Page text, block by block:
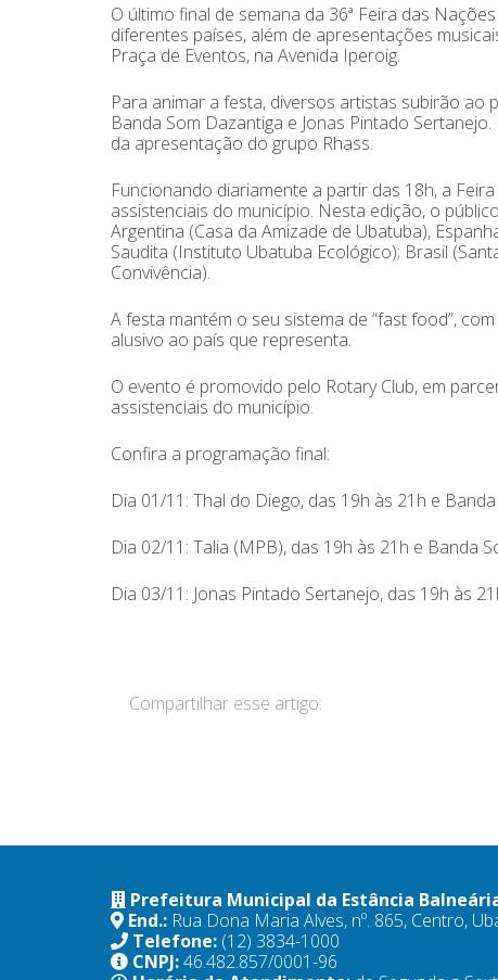
O último final de semana da 36ª Feira das
diferentes países, além de apresentações
Praça de Eventos, na Avenida Iperoig.
Para animar a festa, diversos artistas subirão ao
Banda Som Dazantiga e Jonas Pintado
da apresentação do grupo Rhass.
Funcionando diariamente a partir das 18h, a
assistenciais do município. Nesta edição, o
Argentina (Casa da Amizade de Ubatuba),
Saudita (Instituto Ubatuba Ecológico); Brasil
Convivência).
A festa mantém o seu sistema de “fast food”,
alusivo ao país que representa.
O evento é promovido pelo Rotary Club, em
assistenciais do município.
Confira a programação final:
Dia 01/11: Thal do Diego, das 19h às 21h e
Dia 02/11: Talia (MPB), das 19h às 21h e Banda
Dia 03/11: Jonas Pintado Sertanejo, das 19h às
Compartilhar esse artigo:
Prefeitura Municipal da Estância
End.: Rua Dona Maria Alves, nº. 865, Centro,
Telefone: (12) 3834-1000
CNPJ:46.482.857/0001-96